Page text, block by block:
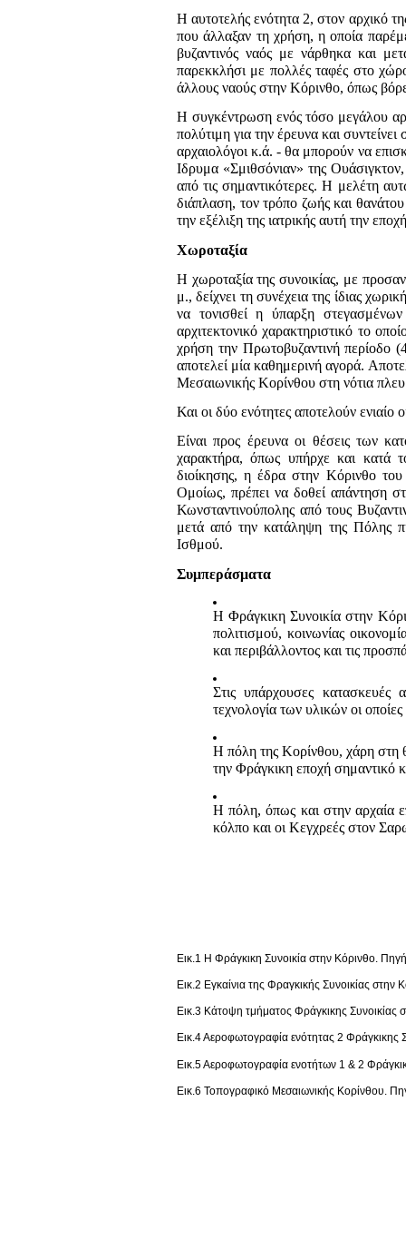
Η αυτοτελής ενότητα 2, στον αρχικό
που άλλαξαν τη χρήση, η οποία
βυζαντινός ναός με νάρθηκα και
παρεκκλήσι με πολλές ταφές στο
άλλους ναούς στην Κόρινθο, όπως
Η συγκέντρωση ενός τόσο μεγάλου
πολύτιμη για την έρευνα και
αρχαιολόγοι κ.ά. - θα μπορούν να
Ιδρυμα «Σμιθσόνιαν» της
από τις σημαντικότερες. Η μελέτη
διάπλαση, τον τρόπο ζωής και
την εξέλιξη της ιατρικής αυτή την
Χωροταξία
Η χωροταξία της συνοικίας, με
μ., δείχνει τη συνέχεια της ίδιας
να τονισθεί η ύπαρξη
αρχιτεκτονικό χαρακτηριστικό το
χρήση την Πρωτοβυζαντινή περίοδο
αποτελεί μία καθημερινή αγορά.
Μεσαιωνικής Κορίνθου στη νότια
Και οι δύο ενότητες αποτελούν
Είναι προς έρευνα οι θέσεις των
χαρακτήρα, όπως υπήρχε και κατά
διοίκησης, η έδρα στην Κόρινθο
Ομοίως, πρέπει να δοθεί απάντηση
Κωνσταντινούπολης από τους
μετά από την κατάληψη της Πόλης
Ισθμού.
Συμπεράσματα
Η Φράγκικη Συνοικία στην
πολιτισμού, κοινωνίας
και περιβάλλοντος και τις
Στις υπάρχουσες κατασκευές
τεχνολογία των υλικών οι
Η πόλη της Κορίνθου, χάρη στη
την Φράγκικη εποχή σημαντικό
Η πόλη, όπως και στην αρχαία
κόλπο και οι Κεγχρεές στον
Εικ.1 Η Φράγκικη Συνοικία στην Κόρινθο. Πηγή
Εικ.2 Εγκαίνια της Φραγκικής Συνοικίας
Εικ.3 Κάτοψη τμήματος Φράγκικης
Εικ.4 Αεροφωτογραφία ενότητας 2
Εικ.5 Αεροφωτογραφία ενοτήτων 1 & 2
Εικ.6 Τοπογραφικό Μεσαιωνικής Κορίνθου.